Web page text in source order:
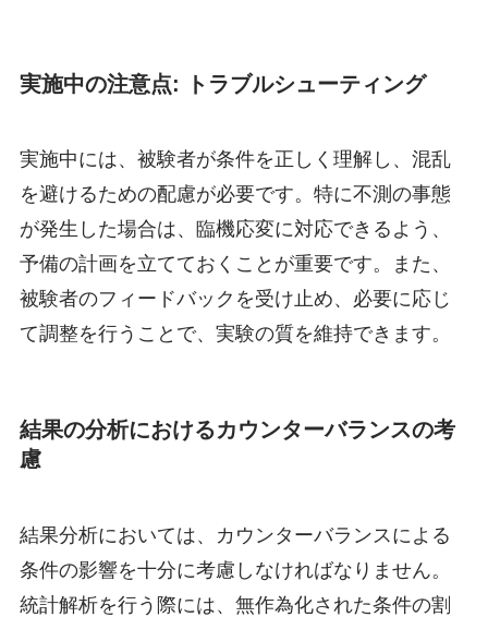
実施中の注意点: トラブルシューティング
実施中には、被験者が条件を正しく理解し、混乱
を避けるための配慮が必要です。特に不測の事態
が発生した場合は、臨機応変に対応できるよう、
予備の計画を立てておくことが重要です。また、
被験者のフィードバックを受け止め、必要に応じ
て調整を行うことで、実験の質を維持できます。
結果の分析におけるカウンターバランスの考
慮
結果分析においては、カウンターバランスによる
条件の影響を十分に考慮しなければなりません。
統計解析を行う際には、無作為化された条件の割